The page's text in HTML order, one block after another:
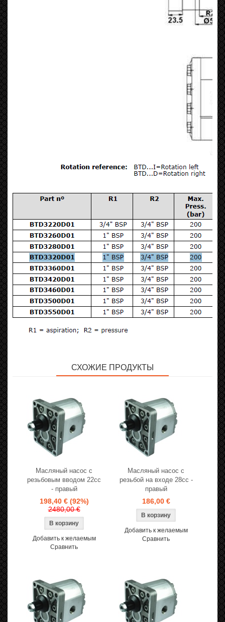
СХОЖИЕ ПРОДУКТЫ
Масляный насос с
резьбовым вводом 22cc
- правый
198,40 € (92%)
2480,00 €
Добавить к желаемым
Сравнить
Масляный насос с
резьбой на входе 28cc -
правый
186,00 €
Добавить к желаемым
Сравнить